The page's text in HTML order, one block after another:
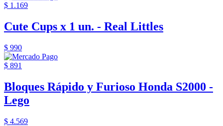
$ 1.169
Cute Cups x 1 un. - Real Littles
$ 990
$ 891
Bloques Rápido y Furioso Honda S2000 -
Lego
$ 4.569